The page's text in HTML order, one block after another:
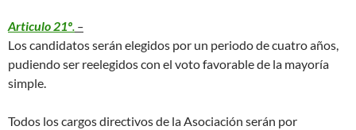
Articulo 21º. –
Los candidatos serán elegidos por un periodo de cuatro años,
pudiendo ser reelegidos con el voto favorable de la mayoría
simple.
Todos los cargos directivos de la Asociación serán por